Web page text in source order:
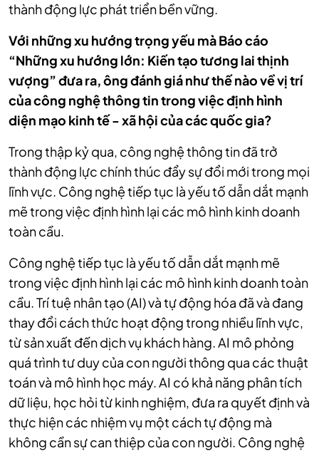
thành động lực phát triển bền vững.
Với những xu hướng trọng yếu mà Báo cáo
“Những xu hướng lớn: Kiến tạo tương lai thịnh
vượng” đưa ra, ông đánh giá như thế nào về vị trí
của công nghệ thông tin trong việc định hình
diện mạo kinh tế - xã hội của các quốc gia?
Trong thập kỷ qua, công nghệ thông tin đã trở
thành động lực chính thúc đẩy sự đổi mới trong mọi
lĩnh vực. Công nghệ tiếp tục là yếu tố dẫn dắt mạnh
mẽ trong việc định hình lại các mô hình kinh doanh
toàn cầu.
Công nghệ tiếp tục là yếu tố dẫn dắt mạnh mẽ
trong việc định hình lại các mô hình kinh doanh toàn
cầu. Trí tuệ nhân tạo (AI) và tự động hóa đã và đang
thay đổi cách thức hoạt động trong nhiều lĩnh vực,
từ sản xuất đến dịch vụ khách hàng. AI mô phỏng
quá trình tư duy của con người thông qua các thuật
toán và mô hình học máy. AI có khả năng phân tích
dữ liệu, học hỏi từ kinh nghiệm, đưa ra quyết định và
thực hiện các nhiệm vụ một cách tự động mà
không cần sự can thiệp của con người. Công nghệ